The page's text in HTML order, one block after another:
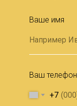
Ваше имя
Ваш телефон
+7